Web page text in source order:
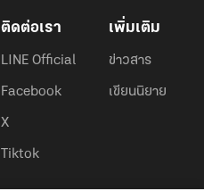
ติดต่อเรา
LINE Official
Facebook
X
Tiktok
เพิ่มเติม
ข่าวสาร
เขียนนิยาย